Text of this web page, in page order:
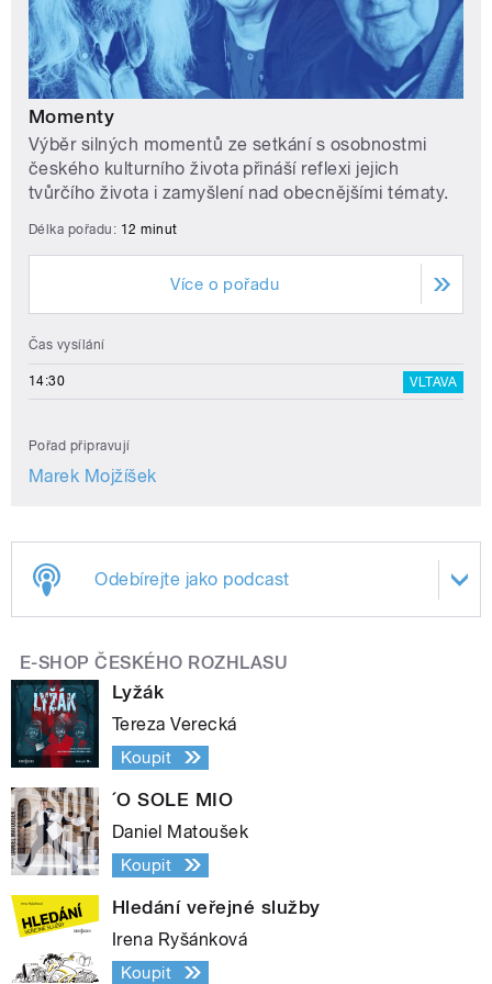
Momenty
Výběr silných momentů ze setkání s osobnostmi
českého kulturního života přináší reflexi jejich
tvůrčího života i zamyšlení nad obecnějšími tématy.
Délka pořadu: 12 minut
Více o pořadu
Čas vysílání
14:30 VLTAVA
Pořad připravují
Marek Mojžíšek
Odebírejte jako podcast
E-SHOP ČESKÉHO ROZHLASU
Lyžák
Tereza Verecká
Koupit
´O SOLE MIO
Daniel Matoušek
Koupit
Hledání veřejné služby
Irena Ryšánková
Koupit